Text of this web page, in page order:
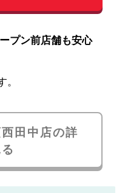
プン前店舗も安心
田中店の詳